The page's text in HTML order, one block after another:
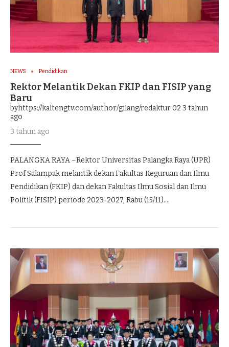
NEWS Pendidikan
Rektor Melantik Dekan FKIP dan FISIP yang
Baru
byhttps://kaltengtv.com/author/gilang/redaktur 02 3 tahun
ago
3 tahun ago
PALANGKA RAYA –Rektor Universitas Palangka Raya (UPR)
Prof Salampak melantik dekan Fakultas Keguruan dan Ilmu
Pendidikan (FKIP) dan dekan Fakultas Ilmu Sosial dan Ilmu
Politik (FISIP) periode 2023-2027, Rabu (15/11).…